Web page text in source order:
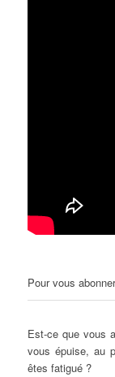
Pour vous
Est-ce que vous
vous épuise, au
êtes fatigué ?